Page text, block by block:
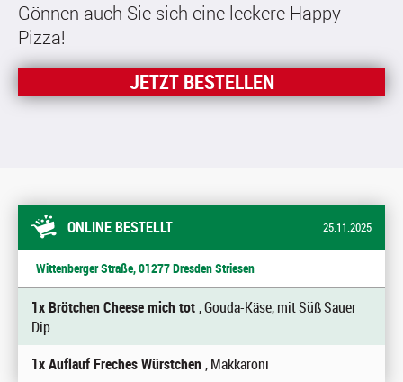
Gönnen auch Sie sich eine leckere Happy
Pizza!
JETZT BESTELLEN
ONLINE BESTELLT 25.11.2025
Wittenberger Straße, 01277 Dresden Striesen
1x Brötchen Cheese mich tot, Gouda-Käse, mit Süß Sauer
Dip
1x Auflauf Freches Würstchen, Makkaroni